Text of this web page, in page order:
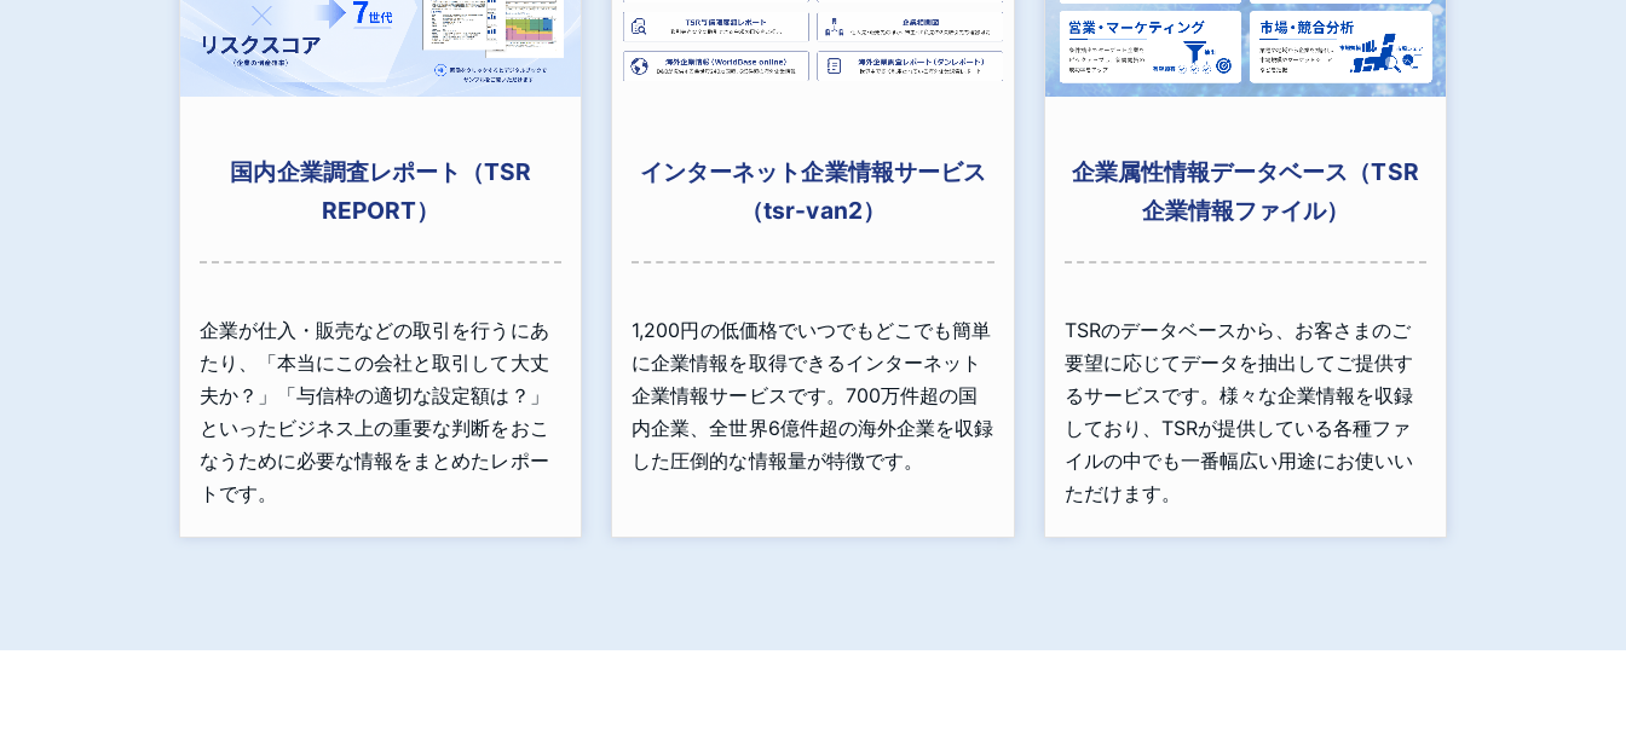
国内企業調査レポート（TSR
REPORT）
企業が仕入・販売などの取引を行うにあ
たり、「本当にこの会社と取引して大丈
夫か？」「与信枠の適切な設定額は？」
といったビジネス上の重要な判断をおこ
なうために必要な情報をまとめたレポー
トです。
インターネット企業情報サービス
（tsr-van2）
1,200円の低価格でいつでもどこでも簡単
に企業情報を取得できるインターネット
企業情報サービスです。700万件超の国
内企業、全世界6億件超の海外企業を収録
した圧倒的な情報量が特徴です。
企業属性情報データベース（TSR
企業情報ファイル）
TSRのデータベースから、お客さまのご
要望に応じてデータを抽出してご提供す
るサービスです。様々な企業情報を収録
しており、TSRが提供している各種ファ
イルの中でも一番幅広い用途にお使いい
ただけます。